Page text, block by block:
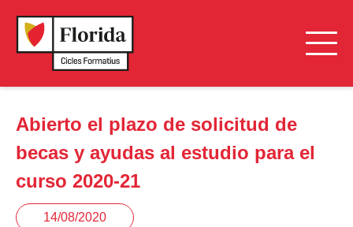
Abierto el plazo de solicitud de
becas y ayudas al estudio para el
curso 2020-21
14/08/2020